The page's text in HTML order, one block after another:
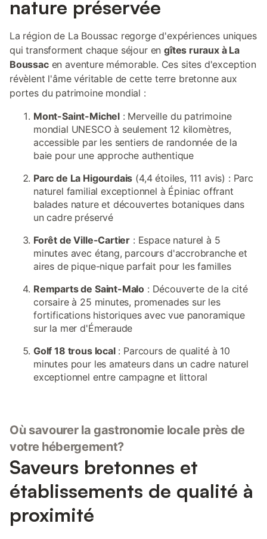
nature préservée
La région de La Boussac regorge d'expériences uniques
qui transforment chaque séjour engîtes ruraux à La
Boussacen aventure mémorable. Ces sites d'exception
révèlent l'âme véritable de cette terre bretonne aux
portes du patrimoine mondial :
Mont-Saint-Michel : Merveille du patrimoine
mondial UNESCO à seulement 12 kilomètres,
accessible par les sentiers de randonnée de la
baie pour une approche authentique
Parc de La Higourdais (4,4 étoiles, 111 avis) : Parc
naturel familial exceptionnel à Épiniac offrant
balades nature et découvertes botaniques dans
un cadre préservé
Forêt de Ville-Cartier : Espace naturel à 5
minutes avec étang, parcours d'accrobranche et
aires de pique-nique parfait pour les familles
Remparts de Saint-Malo : Découverte de la cité
corsaire à 25 minutes, promenades sur les
fortifications historiques avec vue panoramique
sur la mer d'Émeraude
Golf 18 trous local: Parcours de qualité à 10
minutes pour les amateurs dans un cadre naturel
exceptionnel entre campagne et littoral
Où savourer la gastronomie locale près de
votre hébergement?
Saveurs bretonnes et
établissements de qualité à
proximité